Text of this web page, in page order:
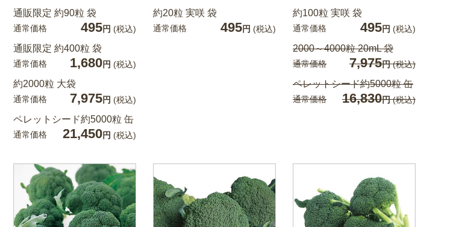
通販限定 約90粒 袋
通常価格 495円 (税込)
通販限定 約400粒 袋
通常価格 1,680円 (税込)
約2000粒 大袋
通常価格 7,975円 (税込)
ペレットシード約5000粒 缶
通常価格 21,450円 (税込)
約20粒 実咲 袋
通常価格 495円 (税込)
約100粒 実咲 袋
通常価格 495円 (税込)
2000～4000粒 20mL 袋
通常価格 7,975円(税込)
ペレットシード約5000粒 缶
通常価格 16,830円(税込)